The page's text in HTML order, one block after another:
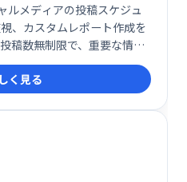
メディアの投稿スケジュ
、カスタムレポート作成を
稿数無制限で、重要な情報
いた戦略立案を支援しま
ーケティングの効率化と効
く見る